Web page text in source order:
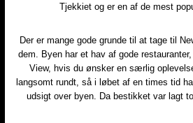
Tjekkiet og er en af de mest
Der er mange gode grunde til at tage til
dem. Byen har et hav af gode
View, hvis du ønsker en særlig
langsomt rundt, så i løbet af en times tid
udsigt over byen. Da bestikket var lagt